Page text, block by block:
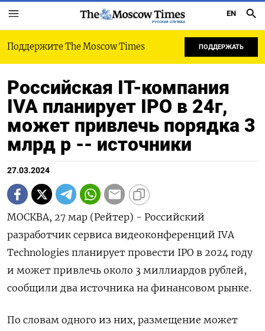
РУССКАЯ СЛУЖБА
EN
Поддержите The Moscow Times ПОДДЕРЖАТЬ
Российская IT-компания
IVA планирует IPO в 24г,
может привлечь порядка 3
млрд р -- источники
27.03.2024
МОСКВА, 27 мар (Рейтер) - Российский
разработчик сервиса видеоконференций IVA
Technologies планирует провести IPO в 2024 году
и может привлечь около 3 миллиардов рублей,
сообщили два источника на финансовом рынке.
По словам одного из них, размещение может